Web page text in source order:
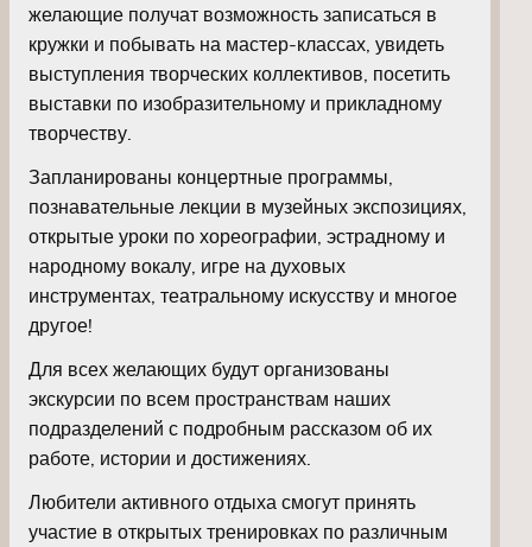
желающие получат возможность записаться в
кружки и побывать на мастер-классах, увидеть
выступления творческих коллективов, посетить
выставки по изобразительному и прикладному
творчеству.
Запланированы концертные программы,
познавательные лекции в музейных экспозициях,
открытые уроки по хореографии, эстрадному и
народному вокалу, игре на духовых
инструментах, театральному искусству и многое
другое!
Для всех желающих будут организованы
экскурсии по всем пространствам наших
подразделений с подробным рассказом об их
работе, истории и достижениях.
Любители активного отдыха смогут принять
участие в открытых тренировках по различным